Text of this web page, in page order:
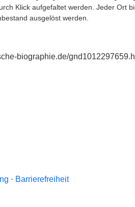
Klick aufgefaltet werden. Jeder Ort
ausgelöst werden.
biographie.de/
· Barrierefreiheit